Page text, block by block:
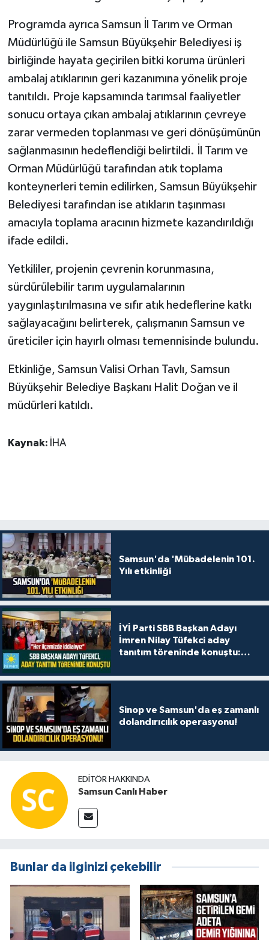
Programda ayrıca Samsun İl Tarım ve Orman
Müdürlüğü ile Samsun Büyükşehir Belediyesi iş
birliğinde hayata geçirilen bitki koruma ürünleri
ambalaj atıklarının geri kazanımına yönelik proje
tanıtıldı. Proje kapsamında tarımsal faaliyetler
sonucu ortaya çıkan ambalaj atıklarının çevreye
zarar vermeden toplanması ve geri dönüşümünün
sağlanmasının hedeflendiği belirtildi. İl Tarım ve
Orman Müdürlüğü tarafından atık toplama
konteynerleri temin edilirken, Samsun Büyükşehir
Belediyesi tarafından ise atıkların taşınması
amacıyla toplama aracının hizmete kazandırıldığı
ifade edildi.
Yetkililer, projenin çevrenin korunmasına,
sürdürülebilir tarım uygulamalarının
yaygınlaştırılmasına ve sıfır atık hedeflerine katkı
sağlayacağını belirterek, çalışmanın Samsun ve
üreticiler için hayırlı olması temennisinde bulundu.
Etkinliğe, Samsun Valisi Orhan Tavlı, Samsun
Büyükşehir Belediye Başkanı Halit Doğan ve il
müdürleri katıldı.
Kaynak: İHA
Samsun'da 'Mübadelenin 101.
Yılı etkinliği
İYİ Parti SBB Başkan Adayı
İmren Nilay Tüfekci aday
tanıtım töreninde konuştu:
Sinop ve Samsun'da eş zamanlı
dolandırıcılık operasyonu!
EDITÖR HAKKINDA
Samsun Canlı Haber
Bunlar da ilginizi çekebilir